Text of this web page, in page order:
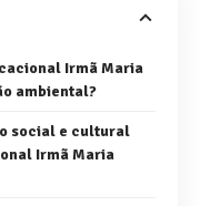
Irmã Maria
ambiental?
social e cultural
Irmã Maria